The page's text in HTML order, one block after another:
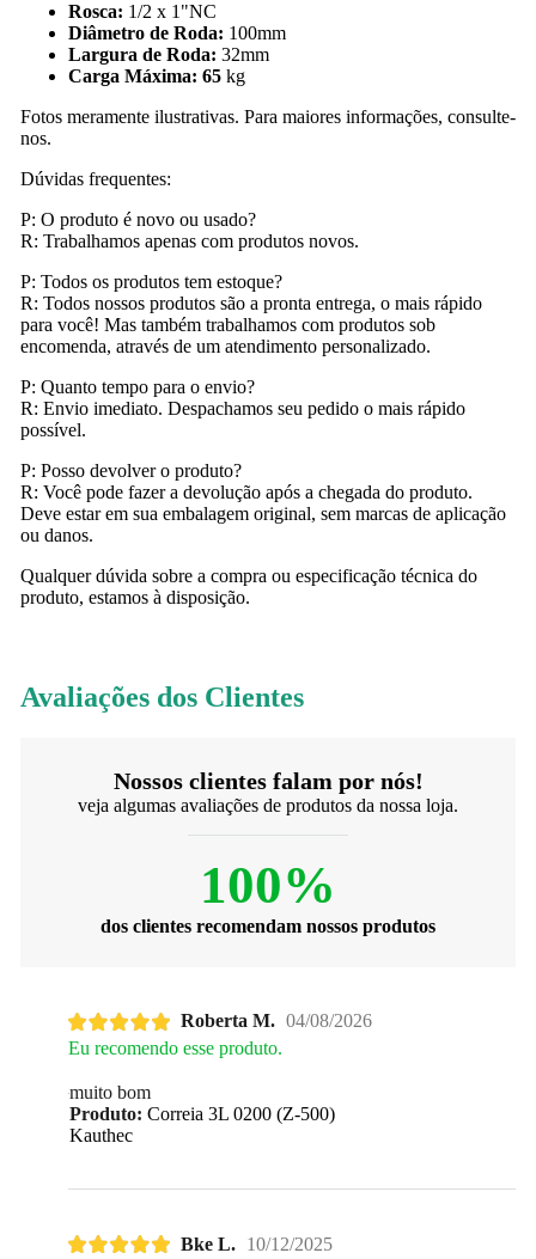
Rosca: 1/2 x 1"NC
Diâmetro de Roda: 100mm
Largura de Roda: 32mm
Carga Máxima: 65kg
Fotos meramente ilustrativas. Para maiores informações, consulte-
nos.
Dúvidas frequentes:
P: O produto é novo ou usado?
R: Trabalhamos apenas com produtos novos.
P: Todos os produtos tem estoque?
R: Todos nossos produtos são a pronta entrega, o mais rápido
para você! Mas também trabalhamos com produtos sob
encomenda, através de um atendimento personalizado.
P: Quanto tempo para o envio?
R: Envio imediato. Despachamos seu pedido o mais rápido
possível.
P: Posso devolver o produto?
R: Você pode fazer a devolução após a chegada do produto.
Deve estar em sua embalagem original, sem marcas de aplicação
ou danos.
Qualquer dúvida sobre a compra ou especificação técnica do
produto, estamos à disposição.
Avaliações dos Clientes
Nossos clientes falam por nós!
veja algumas avaliações de produtos da nossa loja.
100%
dos clientes recomendam nossos produtos
Roberta M. 04/08/2026
Eu recomendo esse produto.
muito bom
Produto: Correia 3L 0200 (Z-500)
Kauthec
Bke L.
10/12/2025